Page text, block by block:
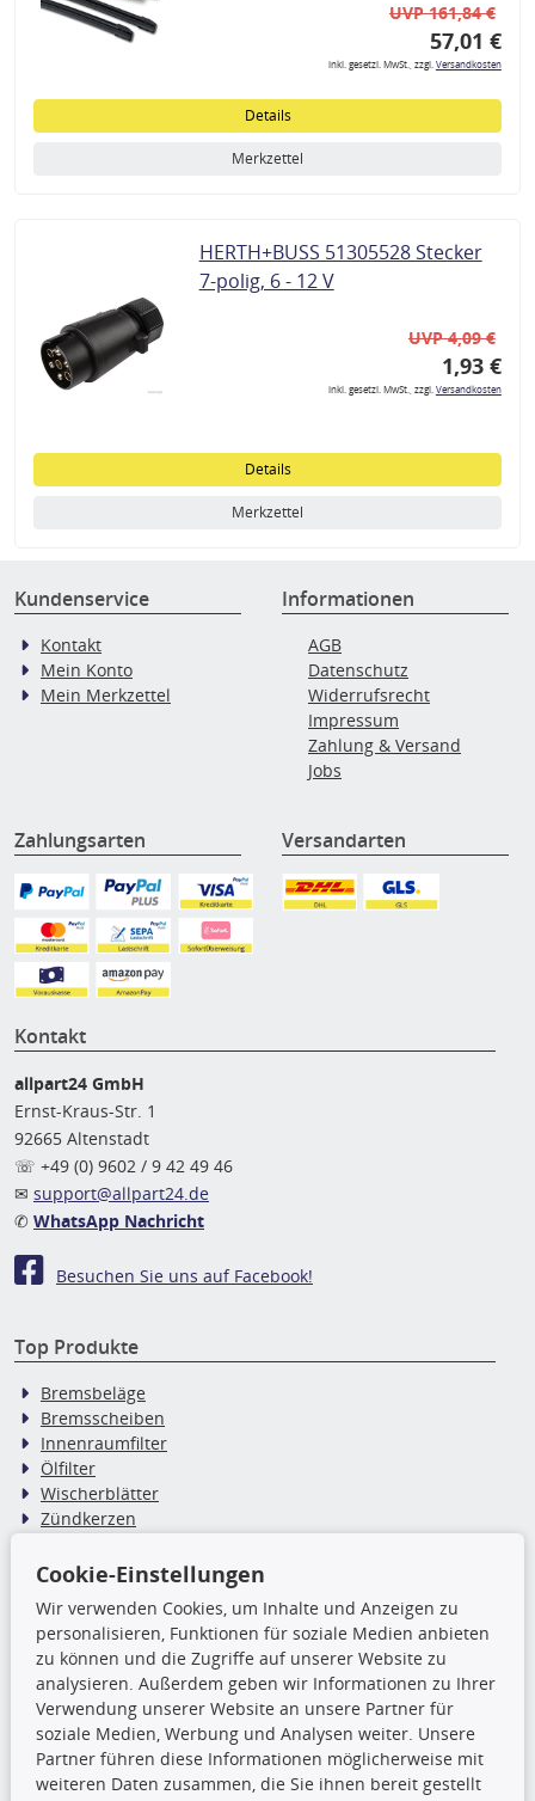
UVP 161,84 €
57,01 €
inkl. gesetzl. MwSt., zzgl.Versandkosten
Details
Merkzettel
HERTH+BUSS 51305528 Stecker
7-polig, 6 - 12 V
UVP 4,09 €
1,93 €
inkl. gesetzl. MwSt., zzgl.Versandkosten
Details
Merkzettel
Kundenservice
Kontakt
Mein Konto
Mein Merkzettel
Informationen
AGB
Datenschutz
Widerrufsrecht
Impressum
Zahlung & Versand
Jobs
Zahlungsarten Versandarten
Kontakt
allpart24 GmbH
Ernst-Kraus-Str. 1
92665 Altenstadt
☏ +49 (0) 9602 / 9 42 49 46
✉ support@allpart24.de
✆ WhatsApp Nachricht
Besuchen Sie uns auf Facebook!
Top Produkte
Bremsbeläge
Bremsscheiben
Innenraumfilter
Ölfilter
Wischerblätter
Zündkerzen
TecDoc Inside
Die hier angezeigten Daten,
insbesondere die gesamte Datenbank,
dürfen nicht kopiert werden. Es ist zu
unterlassen, die Daten oder die gesamte Datenbank ohne
vorherige Zustimmung TecDocs zu vervielfältigen, zu
verbreiten und/oder diese Handlungen durch Dritte ausführen
zu lassen. Ein Zuwiderhandeln stellt eine
Cookie-Einstellungen
Wir verwenden Cookies, um Inhalte und Anzeigen zu
personalisieren, Funktionen für soziale Medien anbieten
zu können und die Zugriffe auf unserer Website zu
analysieren. Außerdem geben wir Informationen zu Ihrer
Verwendung unserer Website an unsere Partner für
soziale Medien, Werbung und Analysen weiter. Unsere
Partner führen diese Informationen möglicherweise mit
weiteren Daten zusammen, die Sie ihnen bereit gestellt